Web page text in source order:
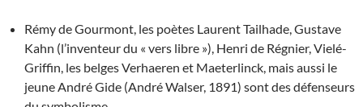
Rémy de Gourmont, les poètes Laurent Tailhade, Gustave
Kahn (l’inventeur du « vers libre »), Henri de Régnier, Vielé-
Griffin, les belges Verhaeren et Maeterlinck, mais aussi le
jeune André Gide (André Walser, 1891) sont des défenseurs